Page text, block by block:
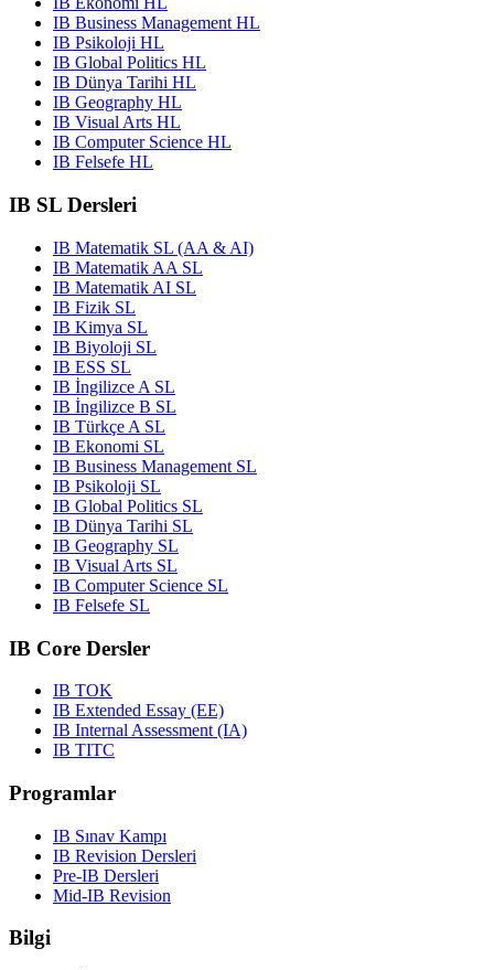
IB Business Management HL
IB Psikoloji HL
IB Global Politics HL
IB Dünya Tarihi HL
IB Geography HL
IB Visual Arts HL
IB Computer Science HL
IB Felsefe HL
IB SL Dersleri
IB Matematik SL (AA & AI)
IB Matematik AA SL
IB Matematik AI SL
IB Fizik SL
IB Kimya SL
IB Biyoloji SL
IB ESS SL
IB İngilizce A SL
IB İngilizce B SL
IB Türkçe A SL
IB Ekonomi SL
IB Business Management SL
IB Psikoloji SL
IB Global Politics SL
IB Dünya Tarihi SL
IB Geography SL
IB Visual Arts SL
IB Computer Science SL
IB Felsefe SL
IB Core Dersler
IB TOK
IB Extended Essay (EE)
IB Internal Assessment (IA)
IB TITC
Programlar
IB Sınav Kampı
IB Revision Dersleri
Pre-IB Dersleri
Mid-IB Revision
Bilgi